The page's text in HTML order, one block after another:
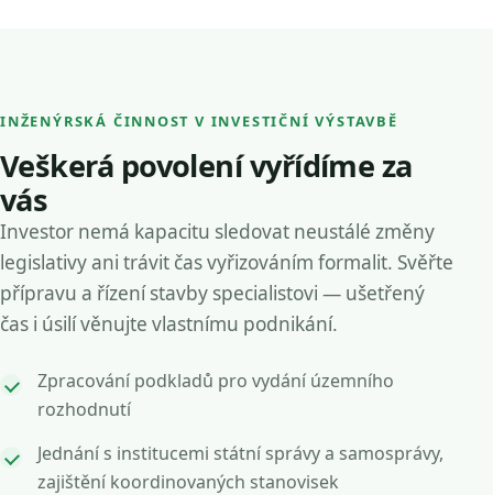
INŽENÝRSKÁ ČINNOST V INVESTIČNÍ VÝSTAVBĚ
Veškerá povolení vyřídíme za
vás
Investor nemá kapacitu sledovat neustálé změny
legislativy ani trávit čas vyřizováním formalit. Svěřte
přípravu a řízení stavby specialistovi — ušetřený
čas i úsilí věnujte vlastnímu podnikání.
Zpracování podkladů pro vydání územního
rozhodnutí
Jednání s institucemi státní správy a samosprávy,
zajištění koordinovaných stanovisek